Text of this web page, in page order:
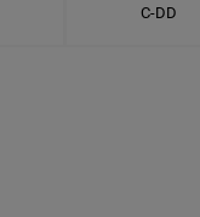
C-DD